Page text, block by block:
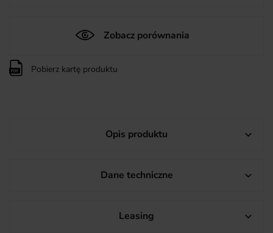
Zobacz porównania
Pobierz kartę produktu
Opis produktu 
Dane techniczne 
Leasing 